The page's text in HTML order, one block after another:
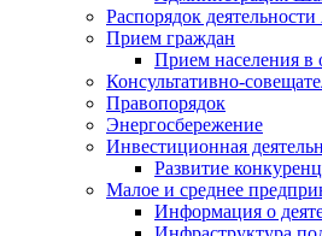
Распорядок
Прием граждан
Прием населения в
Консультативно-
Правопорядок
Энергосбережение
Инвестиционная
Развитие
Малое и среднее
Информация о